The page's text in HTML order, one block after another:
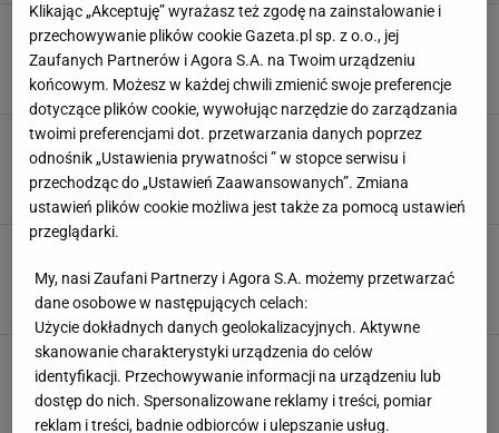
Polacy rozpoczęli z przytupem. Trudno uwierzyć
w to, co stało się później
Jakub Seweryn,30 KWIETNIA 2025, 17:23
Wszystko jasne. Z nimi Polacy powalczą o
powrót do elity
Bartosz Naus,24 MAJA 2024, 17:03
ten scenariusz liczyliśmy!
Michał Chmielewski,19 MAJA 2024, 19:03
Sześć goli w meczu Polska - Niemcy. Wielki
pościg w trzeciej tercji
Konrad Ferszter, 18 MAJA 2024, 18:41
Klikając „Akceptuję” wyrażasz też zgodę na zainstalowanie i
przechowywanie plików cookie Gazeta.pl sp. z o.o., jej
Zaufanych Partnerów i Agora S.A. na Twoim urządzeniu
końcowym. Możesz w każdej chwili zmienić swoje preferencje
dotyczące plików cookie, wywołując narzędzie do zarządzania
twoimi preferencjami dot. przetwarzania danych poprzez
odnośnik „Ustawienia prywatności ” w stopce serwisu i
przechodząc do „Ustawień Zaawansowanych”. Zmiana
ustawień plików cookie możliwa jest także za pomocą ustawień
przeglądarki.
My, nasi Zaufani Partnerzy i Agora S.A. możemy przetwarzać
dane osobowe w następujących celach:
Użycie dokładnych danych geolokalizacyjnych. Aktywne
skanowanie charakterystyki urządzenia do celów
identyfikacji. Przechowywanie informacji na urządzeniu lub
dostęp do nich. Spersonalizowane reklamy i treści, pomiar
reklam i treści, badnie odbiorców i ulepszanie usług.